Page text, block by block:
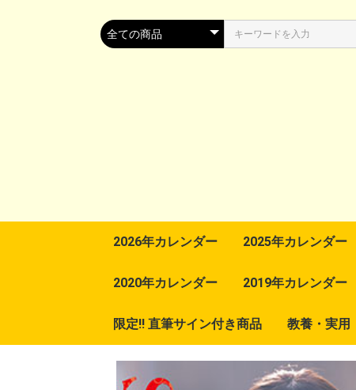
2026年カレンダー 2025年カレンダー
2020年カレンダー 2019年カレンダー
限定!! 直筆サイン付き商品 教養・実用